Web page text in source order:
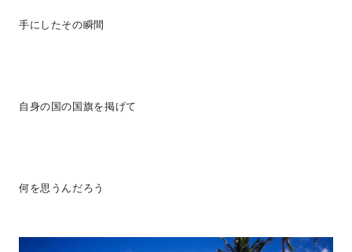
手にしたその瞬間
自身の国の国旗を掲げて
何を思うんだろう